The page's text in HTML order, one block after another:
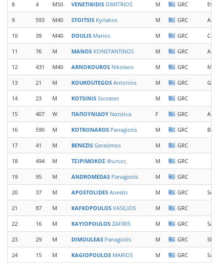
8 4 M50 VENETIKIDIS DIMITRIOS M GRC
9 593 M40 STOITSIS Kyriakos M GRC
10 39 M40 DOULIS Marios M GRC
11 76 M MANOS KONSTANTINOS M GRC
12 431 M40 ARNOKOUROS Nikolaos M GRC
13 21 M KOUKOUTEGOS Antonios M GRC
14 23 M KOTSINIS Socrates M GRC
15 407 W ΠΑΠΟΥΝΙΔΟΥ Ναταλια F GRC
16 590 M KOTRONAROS Panagiotis M GRC
17 41 M BENEZIS Gerasimos M GRC
18 494 M ΤΣΙΡΙΜΩΚΟΣ Φωτιος M GRC
19 95 M ANDROMEDAS Panagiotis M GRC
20 37 M APOSTOLIDES Anestis M GRC Sea
21 87 M KAFKOPOULOS VASILIOS M GRC
22 16 M KAYIOPOULOS ZAFIRIS M GRC
23 29 M DIMOULEAS Panagiotis M GRC
24 15 M KAGIOPOULOS MARIOS M GRC